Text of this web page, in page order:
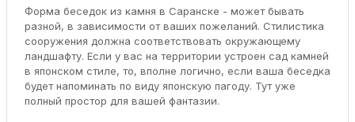
Форма беседок из камня в Саранске - может бывать
разной, в зависимости от ваших пожеланий. Стилистика
сооружения должна соответствовать окружающему
ландшафту. Если у вас на территории устроен сад камней
в японском стиле, то, вполне логично, если ваша беседка
будет напоминать по виду японскую пагоду. Тут уже
полный простор для вашей фантазии.